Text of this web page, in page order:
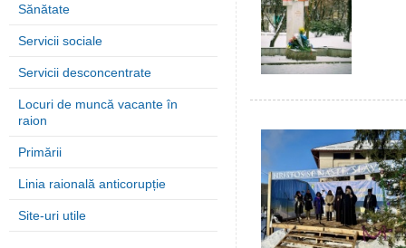
Sănătate
Servicii sociale
Servicii desconcentrate
Locuri de muncă vacante în
raion
Primării
Linia raională anticorupție
Site-uri utile